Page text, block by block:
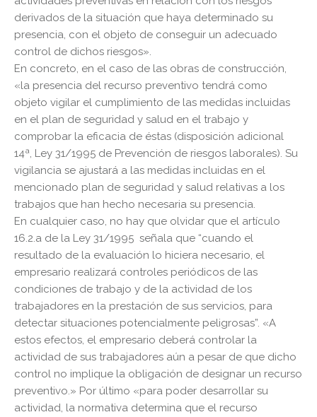
derivados de la situación que haya determinado su
presencia, con el objeto de conseguir un adecuado
control de dichos riesgos».
En concreto, en el caso de las obras de construcción,
«la presencia del recurso preventivo tendrá como
objeto vigilar el cumplimiento de las medidas incluidas
en el plan de seguridad y salud en el trabajo y
comprobar la eficacia de éstas (disposición adicional
14ª, Ley 31/1995 de Prevención de riesgos laborales). Su
vigilancia se ajustará a las medidas incluidas en el
mencionado plan de seguridad y salud relativas a los
trabajos que han hecho necesaria su presencia.
En cualquier caso, no hay que olvidar que el artículo
16.2.a de la Ley 31/1995 señala que “cuando el
resultado de la evaluación lo hiciera necesario, el
empresario realizará controles periódicos de las
condiciones de trabajo y de la actividad de los
trabajadores en la prestación de sus servicios, para
detectar situaciones potencialmente peligrosas”. «A
estos efectos, el empresario deberá controlar la
actividad de sus trabajadores aún a pesar de que dicho
control no implique la obligación de designar un recurso
preventivo.» Por último «para poder desarrollar su
actividad, la normativa determina que el recurso